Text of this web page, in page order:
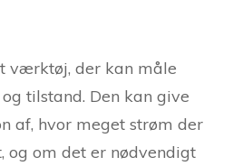
værktøj, der kan måle
tilstand. Den kan give
af, hvor meget strøm der
og om det er nødvendigt